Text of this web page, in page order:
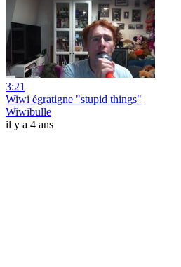
3:21
Wiwi égratigne "stupid things"
Wiwibulle
il y a 4 ans